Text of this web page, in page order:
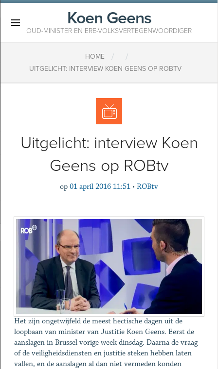
Koen Geens
OUD-MINISTER EN ERE-VOLKSVERTEGENWOORDIGER
HOME / /
UITGELICHT: INTERVIEW KOEN GEENS OP ROBTV
Uitgelicht: interview Koen
Geens op ROBtv
op 01 april 2016 11:51 • ROBtv
Het zijn ongetwijfeld de meest hectische dagen uit de
loopbaan van minister van Justitie Koen Geens. Eerst de
aanslagen in Brussel vorige week dinsdag. Daarna de vraag
of de veiligheidsdiensten en justitie steken hebben laten
vallen, en de aanslagen al dan niet vermeden konden